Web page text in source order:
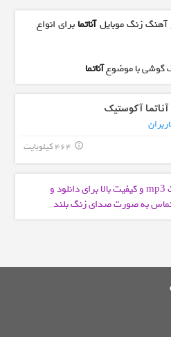
آهنگ زنگ موبایلآناتما برای انواع
گوشی با موضوعآناتما
آکوستیک
464 کیلوبایت info_outline
mp3 و کیفیت بالا برای دانلود و
تماس به صورت صدای زنگ بلند